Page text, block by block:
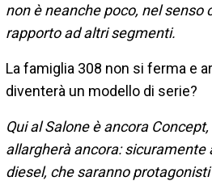
non è neanche poco, nel
rapporto ad altri segmenti.
La famiglia 308 non si ferma e
diventerà un modello di serie?
Qui al Salone è ancora
allargherà ancora:
diesel, che saranno